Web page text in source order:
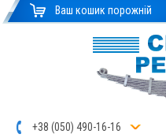
Ваш кошик порожній
+38 (050) 490-16-16